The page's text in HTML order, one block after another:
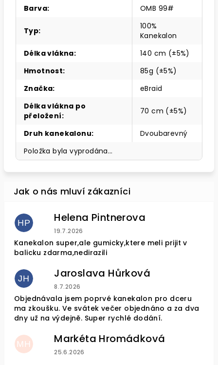
Barva: OMB 99#
Typ:
100%
Kanekalon
Délka vlákna:
140 cm (±5%)
Hmotnost:
85g (±5%)
Značka:
eBraid
Délka vlákna po
přeložení: 70 cm (±5%)
Druh kanekalonu:
Dvoubarevný
Položka byla vyprodána…
HP Helena Pintnerova
Hodnocení obchodu je 4 z 5 hvězdiček.
19.7.2026
Kanekalon super,ale gumicky,ktere meli prijit v
balicku zdarma,nedirazili
JH Jaroslava Hůrková
Hodnocení obchodu je 5 z 5 hvězdiček.
8.7.2026
Objednávala jsem poprvé kanekalon pro dceru
ma zkoušku. Ve svátek večer objednáno a za dva
dny už na výdejně. Super rychlé dodání.
MH Markéta Hromádková
Hodnocení obchodu je 5 z 5 hvězdiček.
25.6.2026